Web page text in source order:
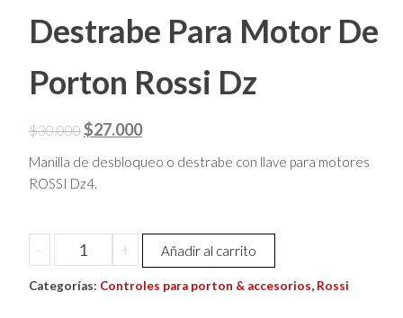
Destrabe Para Motor De
Porton Rossi Dz
$30.000 El
precio
original
$30.000.
$27.000El
precio
$27.000.
Manilla de desbloqueo o destrabe con llave para motores
ROSSI Dz4.
-
Manilla
Con
Llave
+ Añadir al carrito
Categorías: Controles para porton & accesorios, Rossi